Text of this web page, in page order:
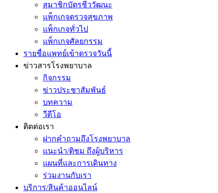
สมาชิกบัตรชีววัฒนะ
แพ็กเกจตรวจสุขภาพ
แพ็กเกจทั่วไป
แพ็กเกจศัลยกรรม
รายชื่อแพทย์เข้าตรวจวันนี้
ข่าวสารโรงพยาบาล
กิจกรรม
ข่าวประชาสัมพันธ์
บทความ
วีดีโอ
ติดต่อเรา
ฝากคำถามถึงโรงพยาบาล
แนะนำ/ติชม ถึงผู้บริหาร
แผนที่และการเดินทาง
ร่วมงานกับเรา
บริการ/สินค้าออนไลน์